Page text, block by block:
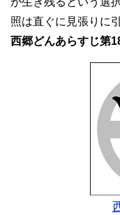
照は直ぐに見張りに
西郷どんあらすじ第